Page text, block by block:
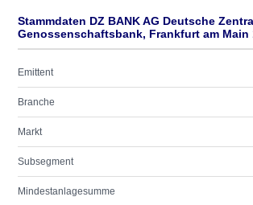
Stammdaten DZ BANK AG Deutsche
Genossenschaftsbank, Frankfurt am Main
Emittent
Branche
Markt
Subsegment
Mindestanlagesumme